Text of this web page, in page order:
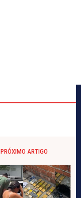
PRÓXIMO ARTIGO